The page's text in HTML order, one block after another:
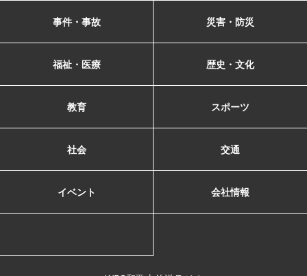
事件・事故 災害・防災
福祉・医療 歴史・文化
教育 スポーツ
社会 交通
イベント 会社情報